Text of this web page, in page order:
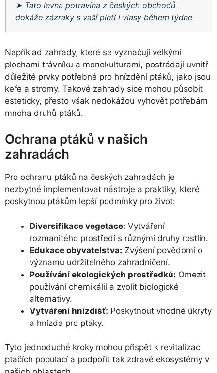
➤ Tato levná potravina z českých obchodů
dokáže zázraky s vaší pletí i vlasy během týdne
Například zahrady, které se vyznačují velkými
plochami trávníku a monokulturami, postrádají uvnitř
důležité prvky potřebné pro hnízdění ptáků, jako jsou
keře a stromy. Takové zahrady sice mohou působit
esteticky, přesto však nedokážou vyhovět potřebám
mnoha druhů ptáků.
Ochrana ptáků v našich
zahradách
Pro ochranu ptáků na českých zahradách je
nezbytné implementovat nástroje a praktiky, které
poskytnou ptákům lepší podmínky pro život:
Diversifikace vegetace: Vytváření
rozmanitého prostředí s různými druhy rostlin.
Edukace obyvatelstva: Zvýšení povědomí o
významu udržitelného zahradničení.
Používání ekologických prostředků: Omezit
používání chemikálií a zvolit biologické
alternativy.
Vytváření hnízdišť: Poskytnout vhodné úkryty
a hnízda pro ptáky.
Tyto jednoduché kroky mohou přispět k revitalizaci
ptačích populací a podpořit tak zdravé ekosystémy v